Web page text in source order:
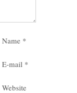
Name *
E-mail *
Website